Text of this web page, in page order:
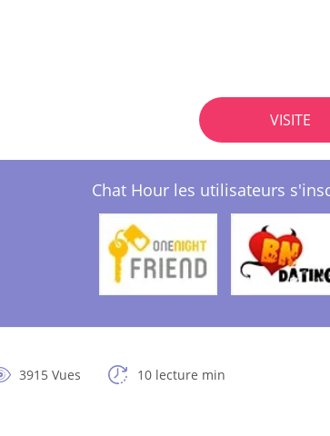
VISITE
Chat Hour les utilisateurs
3915 Vues 10 lecture min